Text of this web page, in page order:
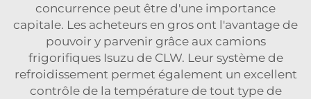
concurrence peut être d'une importance
capitale. Les acheteurs en gros ont l'avantage de
pouvoir y parvenir grâce aux camions
frigorifiques Isuzu de CLW. Leur système de
refroidissement permet également un excellent
contrôle de la température de tout type de